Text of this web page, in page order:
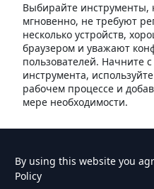
Выбирайте инструменты,
мгновенно, не требуют
несколько устройств,
браузером и уважают
пользователей. Начните с
инструмента,
рабочем процессе и
мере необходимости.
By using this website you
Policy